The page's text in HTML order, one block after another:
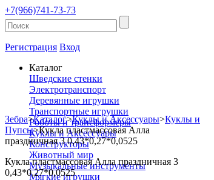
+7(966)741-73-73
Регистрация Вход
Каталог
Шведские стенки
Электротранспорт
Деревянные игрушки
Транспортные игрушки
Роботы и трансформеры
Куклы и Аксессуары
Конструкторы
Животный мир
Музыкальные инструменты
Мягкие игрушки
Зебра>Каталог>Куклы и Аксессуары>Куклы и
Пупсы>Кукла пластмассовая Алла
праздничная 3 0,43*0,27*0,0525
Кукла пластмассовая Алла праздничная 3
0,43*0,27*0,0525